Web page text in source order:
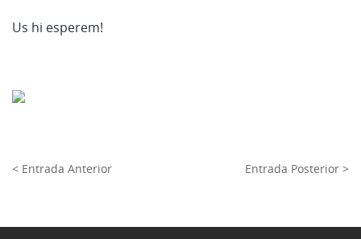
Us hi esperem!
< Entrada Anterior Entrada Posterior >